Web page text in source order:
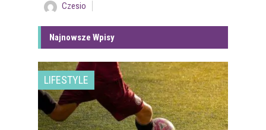
Czesio
Najnowsze Wpisy
LIFESTYLE